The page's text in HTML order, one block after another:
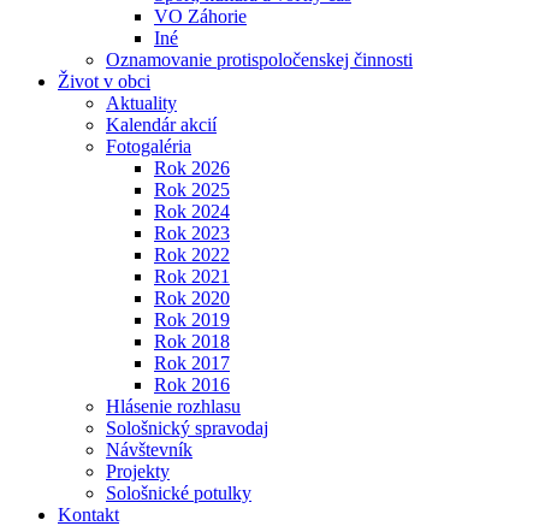
VO Záhorie
Iné
Oznamovanie protispoločenskej činnosti
Život v obci
Aktuality
Kalendár akcií
Fotogaléria
Rok 2026
Rok 2025
Rok 2024
Rok 2023
Rok 2022
Rok 2021
Rok 2020
Rok 2019
Rok 2018
Rok 2017
Rok 2016
Hlásenie rozhlasu
Sološnický spravodaj
Návštevník
Projekty
Sološnické potulky
Kontakt